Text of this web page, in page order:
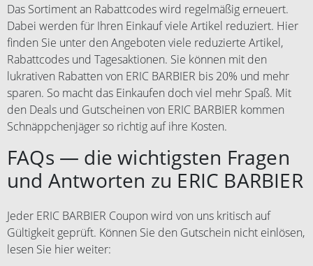
Das Sortiment an Rabattcodes wird regelmäßig erneuert.
Dabei werden für Ihren Einkauf viele Artikel reduziert. Hier
finden Sie unter den Angeboten viele reduzierte Artikel,
Rabattcodes und Tagesaktionen. Sie können mit den
lukrativen Rabatten von ERIC BARBIER bis 20% und mehr
sparen. So macht das Einkaufen doch viel mehr Spaß. Mit
den Deals und Gutscheinen von ERIC BARBIER kommen
Schnäppchenjäger so richtig auf ihre Kosten.
FAQs — die wichtigsten Fragen
und Antworten zu ERIC BARBIER
Jeder ERIC BARBIER Coupon wird von uns kritisch auf
Gültigkeit geprüft. Können Sie den Gutschein nicht einlösen,
lesen Sie hier weiter: